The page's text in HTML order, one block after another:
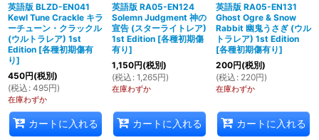
英語版 BLZD-EN041
Kewl Tune Crackle キラ
ーチューン・クラックル
(ウルトラレア) 1st
Edition [各種初期傷有
り]
450円(税別)
(税込 : 495円)
在庫わずか
カートに入れる
英語版 RA05-EN124
Solemn Judgment 神の
宣告 (スターライトレア)
1st Edition [各種初期傷
有り]
1,150円(税別)
(税込 : 1,265円)
在庫わずか
カートに入れる
英語版 RA05-EN131
Ghost Ogre & Snow
Rabbit 幽鬼うさぎ (ウル
トラレア) 1st Edition
[各種初期傷有り]
200円(税別)
(税込 : 220円)
在庫わずか
カートに入れる